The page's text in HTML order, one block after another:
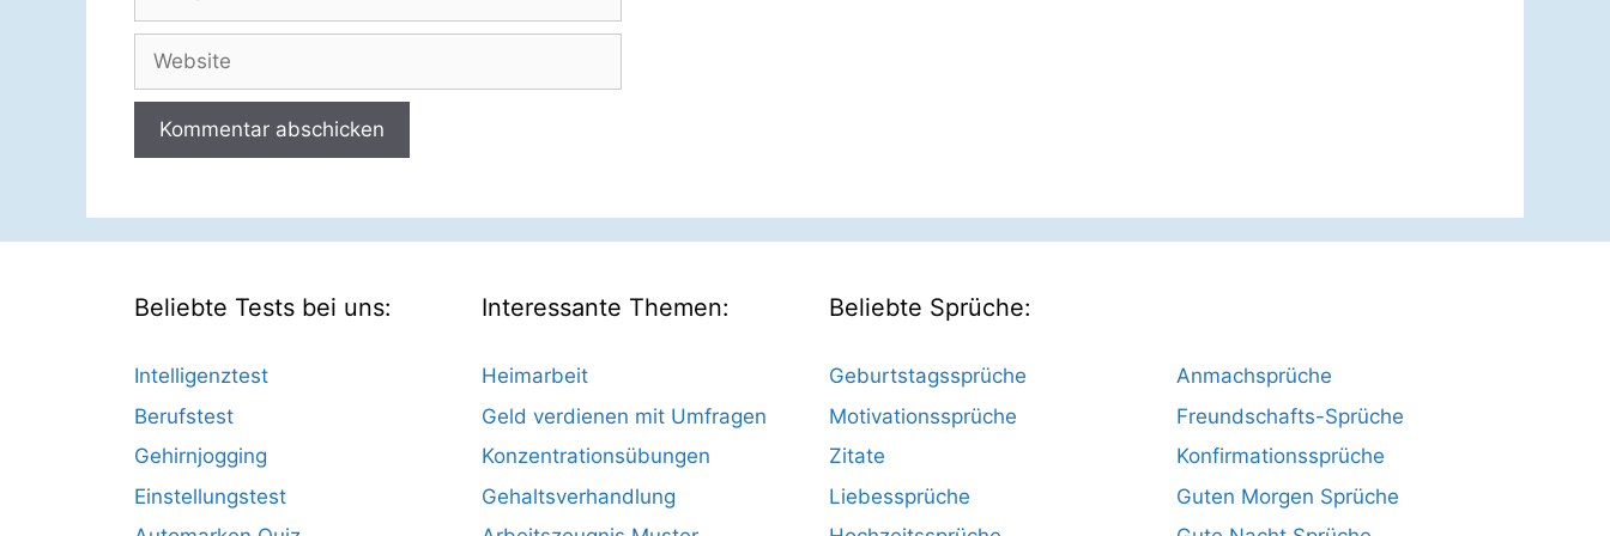
Website
Beliebte Tests bei uns:
Intelligenztest
Berufstest
Gehirnjogging
Einstellungstest
Interessante Themen:
Heimarbeit
Geld verdienen mit Umfragen
Konzentrationsübungen
Gehaltsverhandlung
Beliebte Sprüche:
Geburtstagssprüche
Motivationssprüche
Zitate
Liebessprüche
Anmachsprüche
Freundschafts-Sprüche
Konfirmationssprüche
Guten Morgen Sprüche